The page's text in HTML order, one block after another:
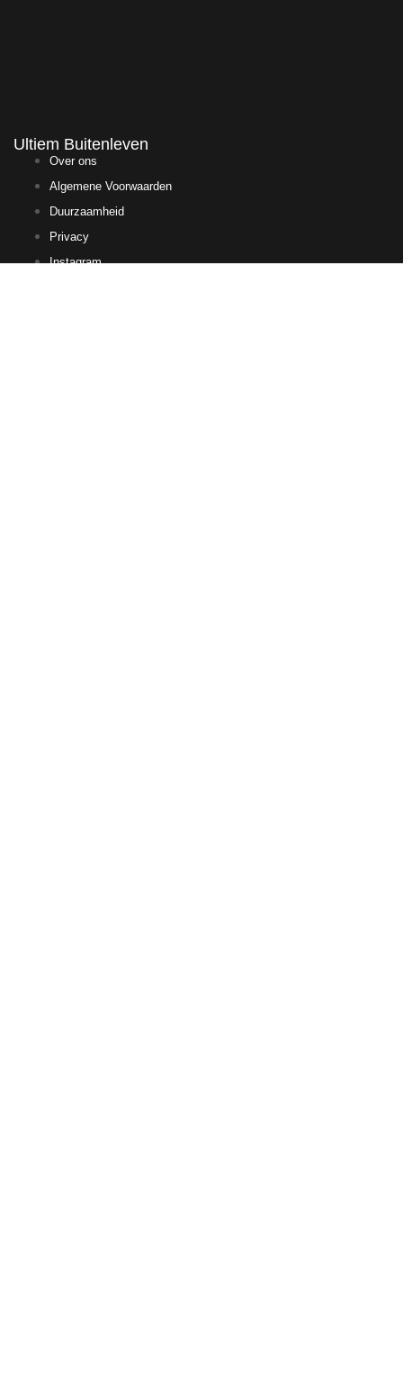
Ultiem Buitenleven
Over ons
Algemene Voorwaarden
Duurzaamheid
Privacy
Instagram